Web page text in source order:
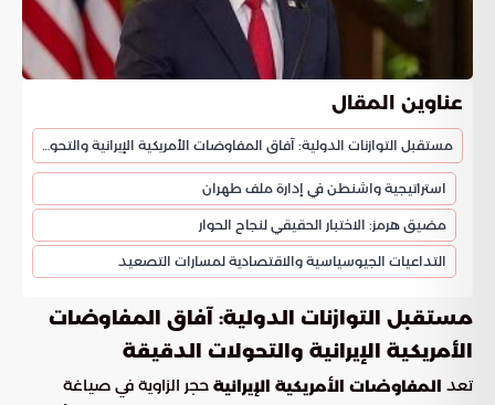
عناوين المقال
مستقبل التوازنات الدولية: آفاق المفاوضات الأمريكية الإيرانية والتحولات الدقيقة
استراتيجية واشنطن في إدارة ملف طهران
مضيق هرمز: الاختبار الحقيقي لنجاح الحوار
التداعيات الجيوسياسية والاقتصادية لمسارات التصعيد
مستقبل التوازنات الدولية: آفاق المفاوضات
الأمريكية الإيرانية والتحولات الدقيقة
تعد المفاوضات الأمريكية الإيرانية حجر الزاوية في صياغة